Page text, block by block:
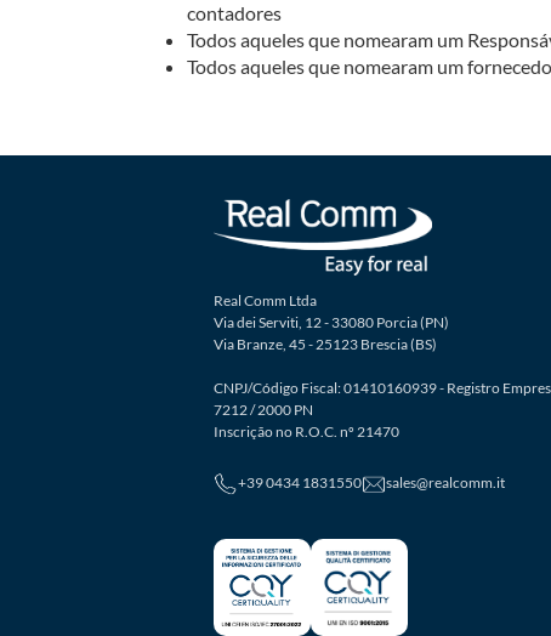
contadores
Todos aqueles que nomearam um
Todos aqueles que nomearam um
Real Comm Ltda
Via dei Serviti, 12 - 33080 Porcia (PN)
Via Branze, 45 - 25123 Brescia (BS)
CNPJ/Código Fiscal: 01410160939 - Registro
7212 / 2000 PN
Inscrição no R.O.C. nº 21470
+39 0434 1831550 sales@realcomm.it